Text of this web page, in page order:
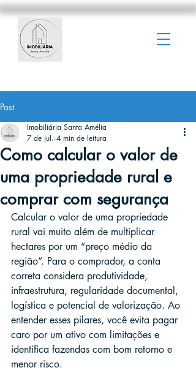
Post
Como calcular o valor de
uma propriedade rural e
comprar com segurança
Imobiliária Santa Amélia
7 de jul. 4 min de leitura
Calcular o valor de uma propriedade
rural vai muito além de multiplicar
hectares por um “preço médio da
região”. Para o comprador, a conta
correta considera produtividade,
infraestrutura, regularidade documental,
logística e potencial de valorização. Ao
entender esses pilares, você evita pagar
caro por um ativo com limitações e
identifica fazendas com bom retorno e
menor risco.